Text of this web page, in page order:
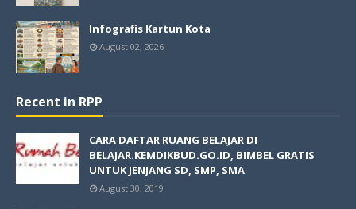
Infografis Kartun Kota
August 02, 2026
Recent in RPP
CARA DAFTAR RUANG BELAJAR DI
BELAJAR.KEMDIKBUD.GO.ID, BIMBEL GRATIS
UNTUK JENJANG SD, SMP, SMA
August 30, 2019